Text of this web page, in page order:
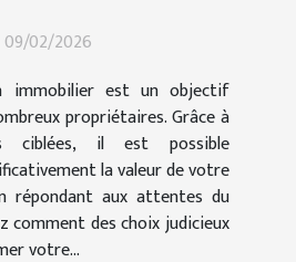
09/02/2026
immobilier est un objectif
propriétaires. Grâce à
ciblées, il est possible
la valeur de votre
répondant aux attentes du
comment des choix judicieux
votre...